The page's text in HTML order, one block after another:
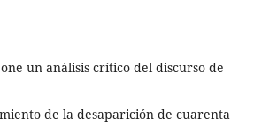
un análisis crítico del discurso de
de la desaparición de cuarenta